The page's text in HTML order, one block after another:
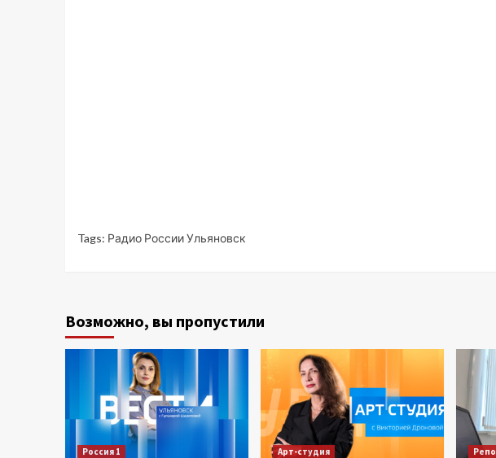
Tags: Радио России Ульяновск
Возможно, вы пропустили
Россия 1 Арт-студия